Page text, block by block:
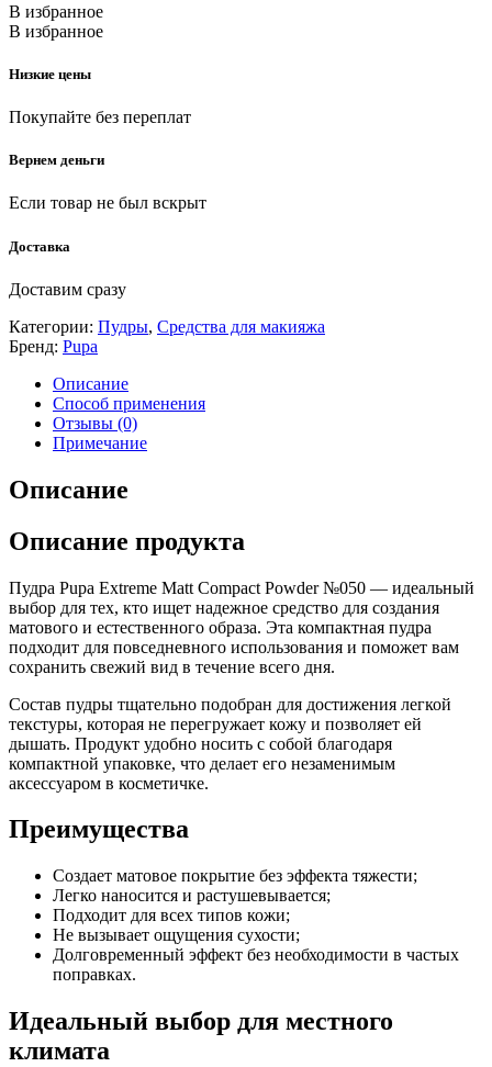
В избранное
В избранное
Низкие цены
Покупайте без переплат
Вернем деньги
Если товар не был вскрыт
Доставка
Доставим сразу
Категории: Пудры, Средства для макияжа
Бренд: Pupa
Описание
Способ применения
Отзывы (0)
Примечание
Описание
Описание продукта
Пудра Pupa Extreme Matt Compact Powder №050 — идеальный
выбор для тех, кто ищет надежное средство для создания
матового и естественного образа. Эта компактная пудра
подходит для повседневного использования и поможет вам
сохранить свежий вид в течение всего дня.
Состав пудры тщательно подобран для достижения легкой
текстуры, которая не перегружает кожу и позволяет ей
дышать. Продукт удобно носить с собой благодаря
компактной упаковке, что делает его незаменимым
аксессуаром в косметичке.
Преимущества
Создает матовое покрытие без эффекта тяжести;
Легко наносится и растушевывается;
Подходит для всех типов кожи;
Не вызывает ощущения сухости;
Долговременный эффект без необходимости в частых
поправках.
Идеальный выбор для местного
климата